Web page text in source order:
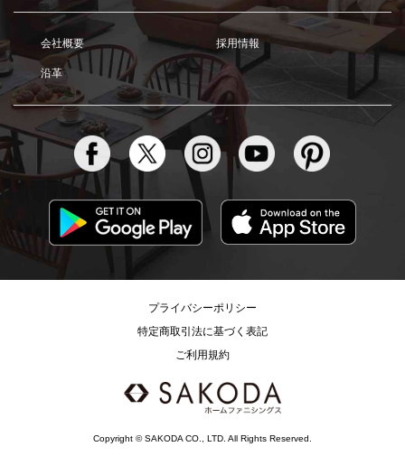
会社概要 採用情報
沿革
プライバシーポリシー
特定商取引法に基づく表記
ご利用規約
Copyright © SAKODA CO., LTD. All Rights Reserved.